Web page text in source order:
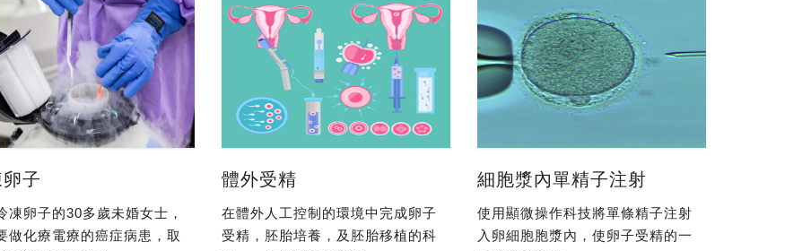
子
凍卵子的30多歲未婚女士，
做化療電療的癌症病患，取
體外受精
在體外人工控制的環境中完成卵子
受精，胚胎培養，及胚胎移植的科
細胞漿內單精子注射
使用顯微操作科技將單條精子注射
入卵細胞胞漿內，使卵子受精的一